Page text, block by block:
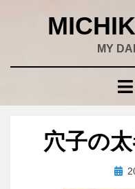
MY
穴子の
投